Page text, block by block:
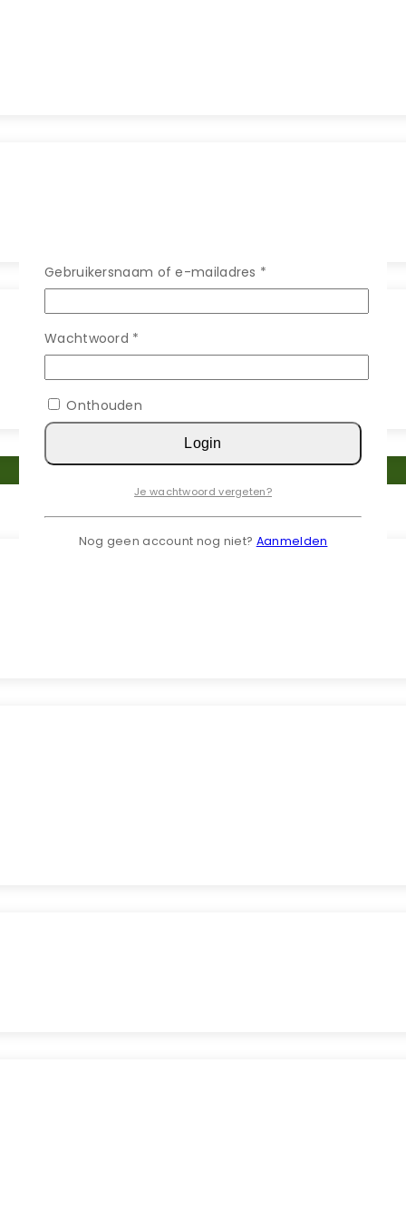
Gebruikersnaam of e-mailadres *
Wachtwoord *
Onthouden
Login
Je wachtwoord vergeten?
Nog geen account nog niet? Aanmelden